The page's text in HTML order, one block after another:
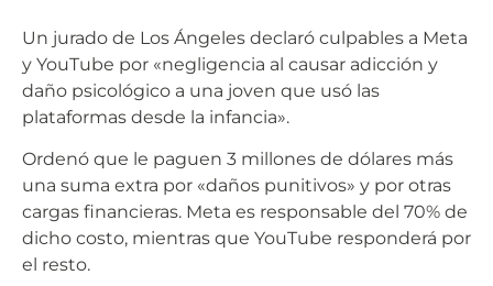
Un jurado de Los Ángeles declaró culpables a Meta
y YouTube por «negligencia al causar adicción y
daño psicológico a una joven que usó las
plataformas desde la infancia».
Ordenó que le paguen 3 millones de dólares más
una suma extra por «daños punitivos» y por otras
cargas financieras. Meta es responsable del 70% de
dicho costo, mientras que YouTube responderá por
el resto.